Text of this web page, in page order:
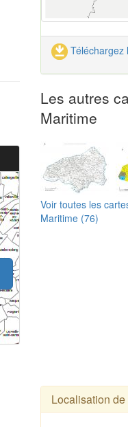
Téléchargez
Les autres
Maritime
Voir toutes les
Maritime (76)
Localisation